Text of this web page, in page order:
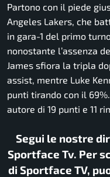
Partono con il piede
Angeles Lakers, che
in gara-1 del primo
nonostante l’assenza
James sfiora la tripla
assist, mentre Luke
punti tirando con il
autore di 19 punti e 11
Segui le nostre
Sportface Tv. Per
di Sportface TV,